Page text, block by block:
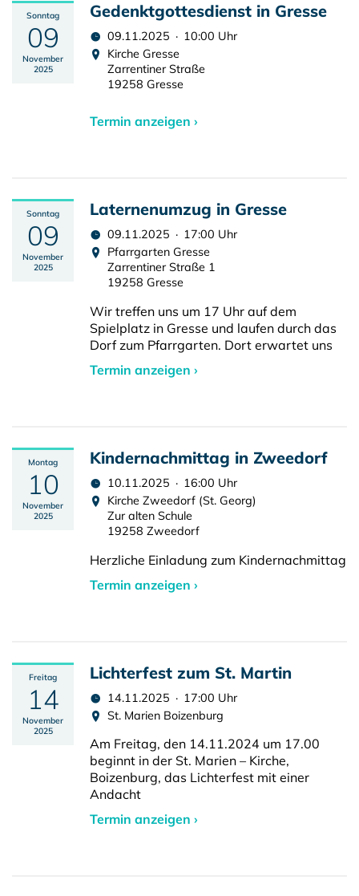
Sonntag
09
November
2025
Gedenktgottesdienst in Gresse
09.11.2025 · 10:00 Uhr
Kirche Gresse
Zarrentiner Straße
19258 Gresse
Termin anzeigen ›
Sonntag
09
November
2025
Laternenumzug in Gresse
09.11.2025 · 17:00 Uhr
Pfarrgarten Gresse
Zarrentiner Straße 1
19258 Gresse
Wir treffen uns um 17 Uhr auf dem
Spielplatz in Gresse und laufen durch das
Dorf zum Pfarrgarten. Dort erwartet uns
Termin anzeigen ›
Montag
10
November
2025
Kindernachmittag in Zweedorf
10.11.2025 · 16:00 Uhr
Kirche Zweedorf (St. Georg)
Zur alten Schule
19258 Zweedorf
Herzliche Einladung zum Kindernachmittag
Termin anzeigen ›
Freitag
14
November
2025
Lichterfest zum St. Martin
14.11.2025 · 17:00 Uhr
St. Marien Boizenburg
Am Freitag, den 14.11.2024 um 17.00
beginnt in der St. Marien – Kirche,
Boizenburg, das Lichterfest mit einer
Andacht
Termin anzeigen ›